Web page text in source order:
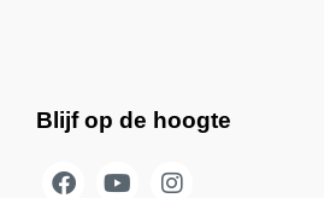
Blijf op de hoogte